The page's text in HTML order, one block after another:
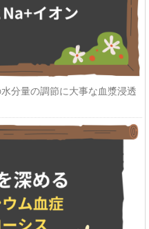
分量の調節に大事な血漿浸透